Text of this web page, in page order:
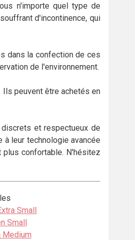
n'importe quel type de
d'incontinence, qui
dans la confection de ces
de l'environnement.
peuvent être achetés en
et respectueux de
leur technologie avancée
confortable. N'hésitez
Small
Small
Medium